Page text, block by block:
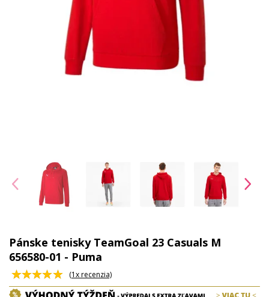
Pánske tenisky TeamGoal 23 Casuals M
656580-01 - Puma
(1x recenzia)